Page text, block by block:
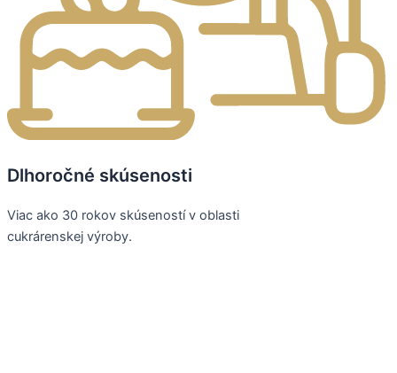
Dlhoročné skúsenosti
Viac ako 30 rokov skúseností v oblasti
cukrárenskej výroby.